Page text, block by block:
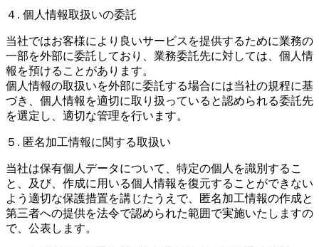
４. 個人情報取扱いの委託
当社ではお客様により良いサービスを提供するために業務の
一部を外部に委託しており、業務委託先に対しては、個人情
報を預けることがあります。
個人情報の取扱いを外部に委託する場合には当社の規程に基
づき、個人情報を適切に取り扱っていると認められる委託先
を選定し、適切な管理を行います。
５. 匿名加工情報に関する取扱い
当社は保有個人データについて、特定の個人を識別するこ
と、及び、作成に用いる個人情報を復元することができない
よう適切な保護措置を講じたうえで、匿名加工情報の作成と
第三者への提供を法令で認められた範囲で実施いたしますの
で、公表します。